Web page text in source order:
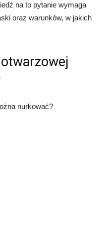
na to pytanie wymaga
oraz warunków, w jakich
nurkować?